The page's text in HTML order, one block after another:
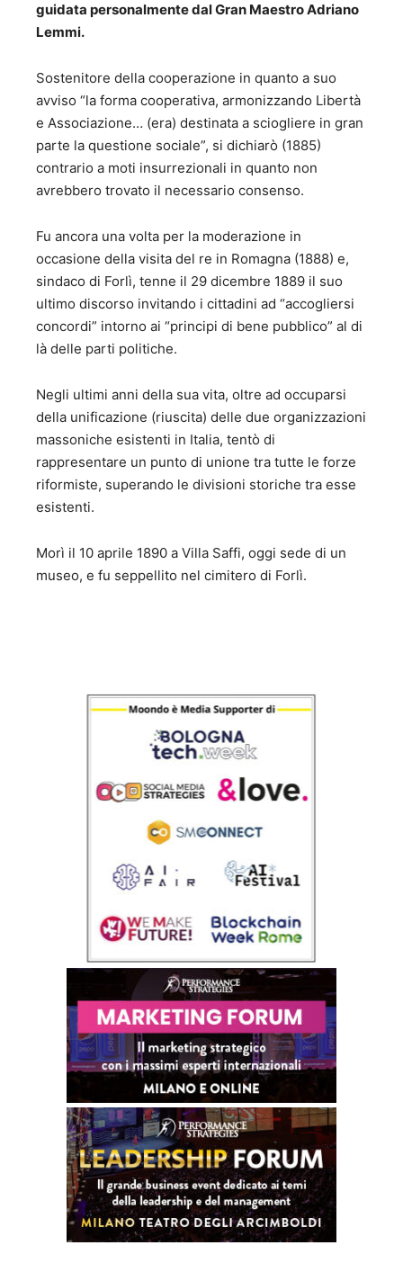
guidata personalmente dal Gran Maestro Adriano
Lemmi.
Sostenitore della cooperazione in quanto a suo
avviso “la forma cooperativa, armonizzando Libertà
e Associazione… (era) destinata a sciogliere in gran
parte la questione sociale”, si dichiarò (1885)
contrario a moti insurrezionali in quanto non
avrebbero trovato il necessario consenso.
Fu ancora una volta per la moderazione in
occasione della visita del re in Romagna (1888) e,
sindaco di Forlì, tenne il 29 dicembre 1889 il suo
ultimo discorso invitando i cittadini ad “accogliersi
concordi” intorno ai “principi di bene pubblico” al di
là delle parti politiche.
Negli ultimi anni della sua vita, oltre ad occuparsi
della unificazione (riuscita) delle due organizzazioni
massoniche esistenti in Italia, tentò di
rappresentare un punto di unione tra tutte le forze
riformiste, superando le divisioni storiche tra esse
esistenti.
Morì il 10 aprile 1890 a Villa Saffi, oggi sede di un
museo, e fu seppellito nel cimitero di Forlì.